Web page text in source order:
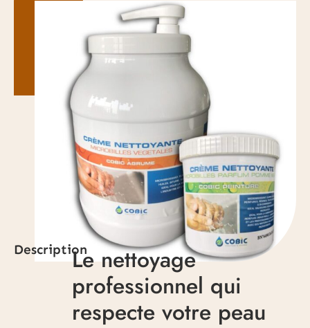
DescriptionLe nettoyage
professionnel qui
respecte votre peau